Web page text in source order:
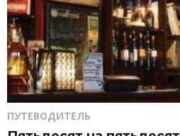
ПУТЕВОДИТЕЛЬ